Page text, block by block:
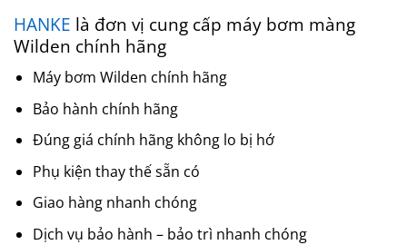
8,300,000₫.
HANKE là đơn vị cung cấp máy bơm màng
Wilden chính hãng
Máy bơm Wilden chính hãng
Bảo hành chính hãng
Đúng giá chính hãng không lo bị hớ
Phụ kiện thay thế sẵn có
Giao hàng nhanh chóng
Dịch vụ bảo hành – bảo trì nhanh chóng